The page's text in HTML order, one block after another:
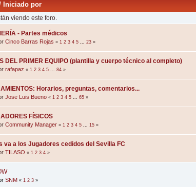
Iniciado por
viendo este foro.
- Partes médicos
Cinco Barras Rojas «1 2 3 4 5 ...23 »
DEL PRIMER EQUIPO (plantilla y cuerpo técnico al completo)
rafapaz «1 2 3 4 5 ...84 »
Horarios, preguntas, comentarios...
Jose Luis Bueno «1 2 3 4 5 ...65 »
FÍSICOS
Community Manager «1 2 3 4 5 ...15 »
va a los Jugadores cedidos del Sevilla FC
TILASO «1 2 3 4 »
SNM «1 2 3 »